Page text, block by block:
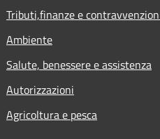
Tributi,finanze e
Ambiente
Salute, benessere e assistenza
Autorizzazioni
Agricoltura e pesca